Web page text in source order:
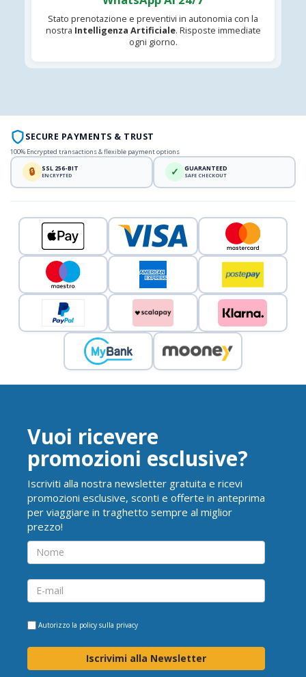
Stato prenotazione e preventivi in autonomia con la
nostra Intelligenza Artificiale. Risposte immediate
ogni giorno.
SECURE PAYMENTS & TRUST
100% Encrypted transactions & flexible payment options
🔒 SSL 256-BIT
ENCRYPTED ✓ GUARANTEED
SAFE CHECKOUT
Vuoi ricevere
promozioni esclusive?
Iscriviti alla nostra newsletter gratuita e ricevi
promozioni esclusive, sconti e offerte in anteprima
per viaggiare in traghetto sempre al miglior
prezzo!
Autorizzo la policy sulla privacy
Iscrivimi alla Newsletter